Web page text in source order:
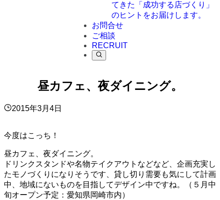
てきた「成功する店づくり」
のヒントをお届けします。
お問合せ
ご相談
RECRUIT
昼カフェ、夜ダイニング。
2015年3月4日
今度はこっち！
昼カフェ、夜ダイニング。
ドリンクスタンドや名物テイクアウトなどなど、企画充実し
たモノづくりになりそうです、貸し切り需要も気にして計画
中、地域にないものを目指してデザイン中ですね。（５月中
旬オープン予定：愛知県岡崎市内）